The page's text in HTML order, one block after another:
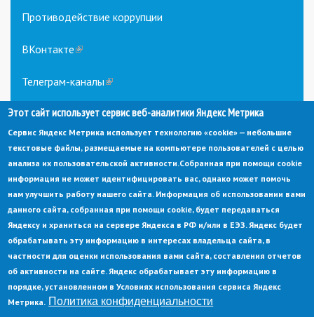
Противодействие коррупции
ВКонтакте(link
external)
Телеграм-каналы(link
external)
© Администрация города Заречный
Электронная почта:
adm@zarechny.zato.ru
sends
e-
mail)
Пензенская обл, г. Заречный, пр-кт. 30-летия Победы, д. 27, 442960
При публикации материалов сайта ссылка на источник обязательна.
Политика конфиденциальности Ссылка на старый сайт
Этот сайт использует сервис веб-аналитики Яндекс Метрика
Сервис Яндекс Метрика использует технологию «cookie» — небольшие
текстовые файлы, размещаемые на компьютере пользователей с целью
анализа их пользовательской активности.Собранная при помощи cookie
информация не может идентифицировать вас, однако может помочь
нам улучшить работу нашего сайта. Информация об использовании вами
данного сайта, собранная при помощи cookie, будет передаваться
Яндексу и храниться на сервере Яндекса в РФ и/или в ЕЭЗ. Яндекс будет
обрабатывать эту информацию в интересах владельца сайта, в
частности для оценки использования вами сайта, составления отчетов
об активности на сайте. Яндекс обрабатывает эту информацию в
порядке, установленном в Условиях использования сервиса Яндекс
Метрика. Политика конфиденциальности